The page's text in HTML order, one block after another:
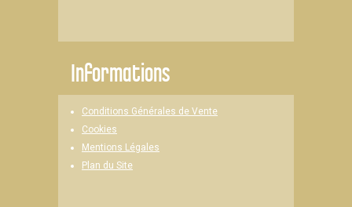
Informations
Conditions Générales de Vente
Cookies
Mentions Légales
Plan du Site